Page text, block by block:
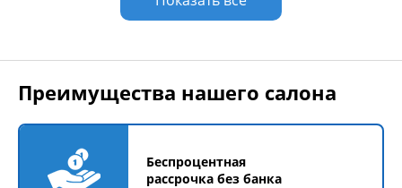
Преимущества нашего салона
Беспроцентная
рассрочка без банка